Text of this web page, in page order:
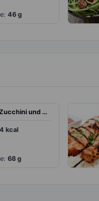
46 g
Farfalle mit Zucchini und Walnüssen
kcal
68 g